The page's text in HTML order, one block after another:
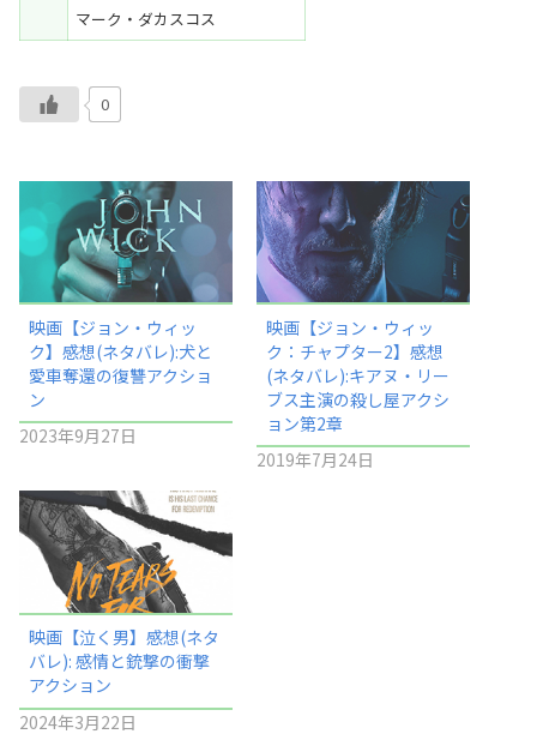
マーク・ダカスコス
0
映画【ジョン・ウィッ
ク】感想(ネタバレ):犬と
愛車奪還の復讐アクショ
ン
2023年9月27日
映画【ジョン・ウィッ
ク：チャプター2】感想
(ネタバレ):キアヌ・リー
ブス主演の殺し屋アクシ
ョン第2章
2019年7月24日
映画【泣く男】感想(ネタ
バレ): 感情と銃撃の衝撃
アクション
2024年3月22日